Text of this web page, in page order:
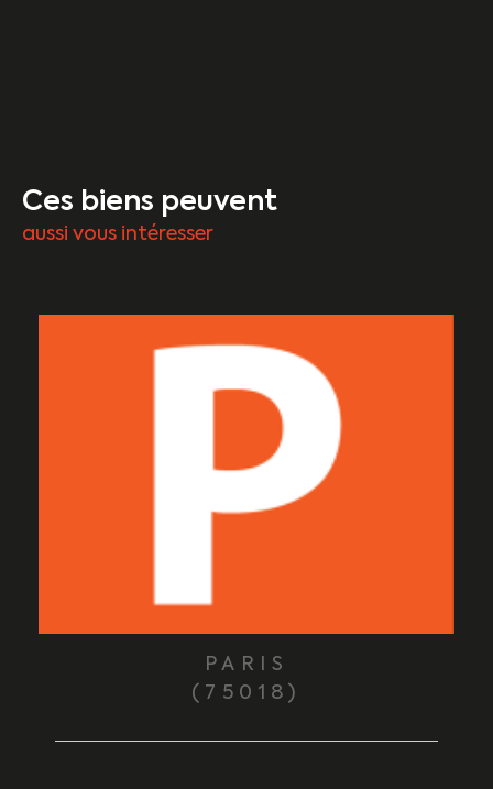
Ces biens peuvent
aussi vous intéresser
PARIS
(75018)